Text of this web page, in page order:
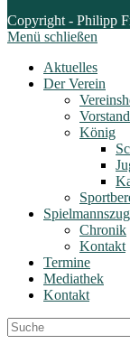
Copyright - Philipp
Menü schließen
Aktuelles
Der Verein
Vorstand
König
Spielmannszug
Chronik
Kontakt
Termine
Mediathek
Kontakt